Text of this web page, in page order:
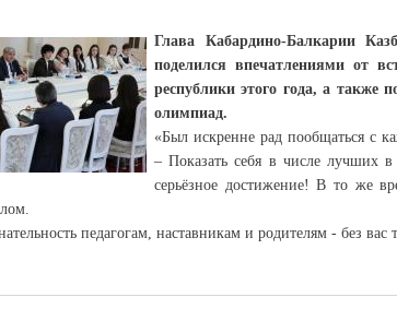
Глава Кабардино-Балкарии
поделился впечатлениями от
республики этого года, а также
олимпиад.
«Был искренне рад пообщаться с
– Показать себя в числе лучших
серьёзное достижение! В то же
педагогам, наставникам и родителям - без